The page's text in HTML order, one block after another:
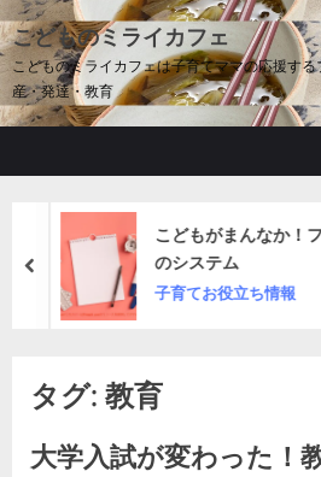
Skip
to
content
こどものミライカフェ
こどものミライカフェは子育てママの応援す
産・発達・教育
こどもがまんなか！
のシステム
子育てお役立ち情報
prev
タグ: 教育
大学入試が変わった！